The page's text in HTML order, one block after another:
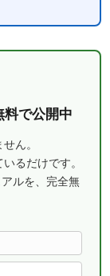
で公開中
ん。
るだけです。
ルを、完全無